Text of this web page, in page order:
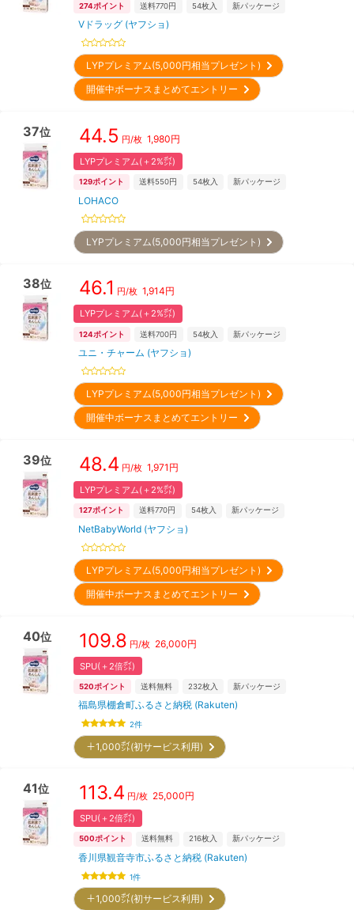
274ポイント 送料770円 54枚入 新パッケージ
Vドラッグ (ヤフショ)
LYPプレミアム(5,000円相当プレゼント)
開催中ボーナスまとめてエントリー
37位 44.5 円/枚 1,980円
LYPプレミアム(＋2%㌽)
129ポイント 送料550円 54枚入 新パッケージ
LOHACO
LYPプレミアム(5,000円相当プレゼント)
38位 46.1 円/枚 1,914円
LYPプレミアム(＋2%㌽)
124ポイント 送料700円 54枚入 新パッケージ
ユニ・チャーム (ヤフショ)
LYPプレミアム(5,000円相当プレゼント)
開催中ボーナスまとめてエントリー
39位 48.4 円/枚 1,971 円
LYPプレミアム(＋2%㌽)
127ポイント 送料770円 54枚入 新パッケージ
NetBabyWorld (ヤフショ)
LYPプレミアム(5,000円相当プレゼント)
開催中ボーナスまとめてエントリー
40位 109.8 円/枚 26,000円
SPU(＋2倍㌽)
520ポイント 送料無料 232枚入 新パッケージ
福島県棚倉町ふるさと納税 (Rakuten)
2件
＋1,000㌽(初サービス利用)
41位 113.4 円/枚 25,000円
SPU(＋2倍㌽)
500ポイント 送料無料 216枚入 新パッケージ
香川県観音寺市ふるさと納税 (Rakuten)
1件
＋1,000㌽(初サービス利用)